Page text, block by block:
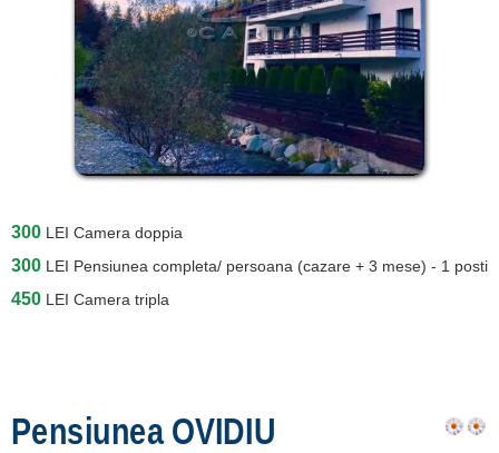
300 LEI Camera doppia
300 LEI Pensiunea completa/ persoana (cazare + 3 mese) - 1 posti
450 LEI Camera tripla
Pensiunea OVIDIU